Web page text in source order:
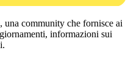
community che fornisce ai
informazioni sui